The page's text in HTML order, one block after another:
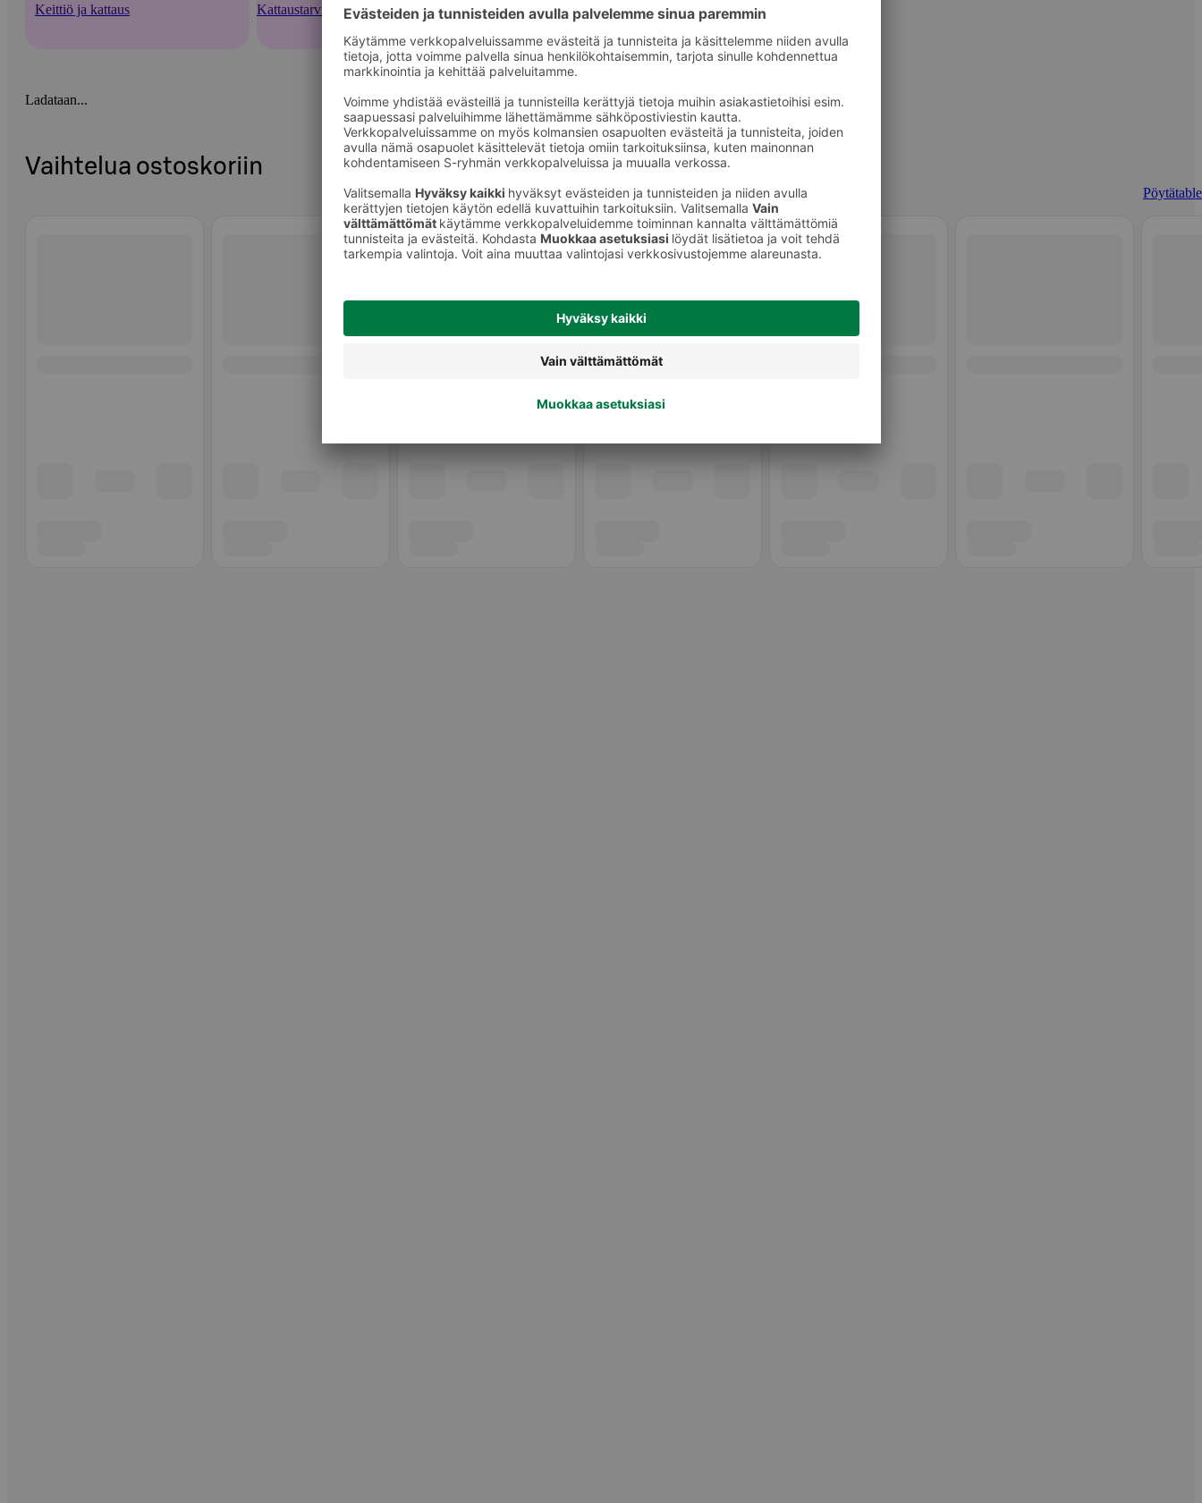
Keittiö ja kattaus Kattaustarvikkeet ja kertakäyttökattaus Pöytätabletit
Ladataan...
Vaihtelua ostoskoriin